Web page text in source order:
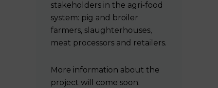
stakeholders in the agri-food
system: pig and broiler
farmers, slaughterhouses,
meat processors and retailers.
More information about the
project will come soon.